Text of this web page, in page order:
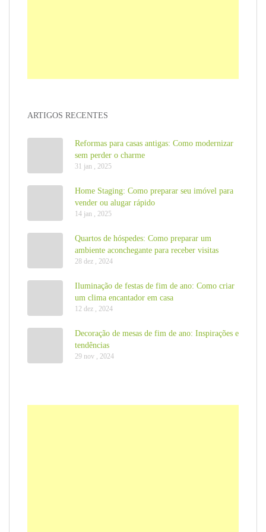
ARTIGOS RECENTES
Reformas para casas antigas: Como modernizar
sem perder o charme
31 jan , 2025
Home Staging: Como preparar seu imóvel para
vender ou alugar rápido
14 jan , 2025
Quartos de hóspedes: Como preparar um
ambiente aconchegante para receber visitas
28 dez , 2024
Iluminação de festas de fim de ano: Como criar
um clima encantador em casa
12 dez , 2024
Decoração de mesas de fim de ano: Inspirações e
tendências
29 nov , 2024